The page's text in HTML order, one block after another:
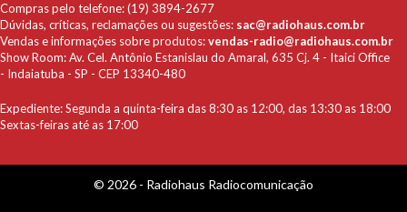
Compras pelo telefone: (19) 3894-2677
Dúvidas, críticas, reclamações ou sugestões: sac@radiohaus.com.br
Vendas e informações sobre produtos:vendas-radio@radiohaus.com.br
Show Room: Av. Cel. Antônio Estanislau do Amaral, 635 Cj. 4 - Itaici Office
- Indaiatuba - SP - CEP 13340-480
Expediente: Segunda a quinta-feira das 8:30 as 12:00, das 13:30 as 18:00
Sextas-feiras até as 17:00
© 2026 - Radiohaus Radiocomunicação